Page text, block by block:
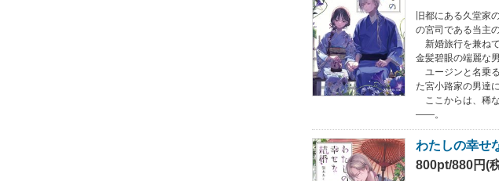
旧都にある久堂家
の宮司である当主
新婚旅行を兼ね
金髪碧眼の端麗な
ユージンと名乗
た宮小路家の男達
ここからは、稀
――。
わたしの幸
800pt/880円(